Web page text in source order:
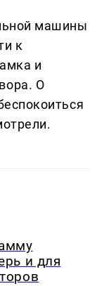
машины
к
и
О
и для